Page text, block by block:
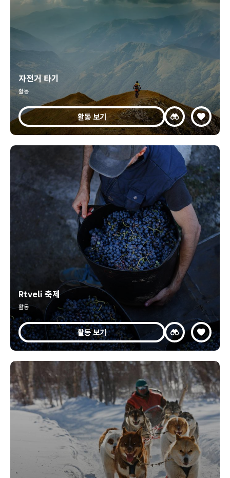
자전거 타기
활동
활동 보기
Rtveli 축제
활동
활동 보기